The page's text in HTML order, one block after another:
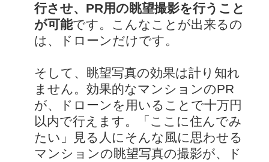
行させ、PR用の眺望撮影を行うこと
が可能です。こんなことが出来るの
は、ドローンだけです。
そして、眺望写真の効果は計り知れ
ません。効果的なマンションのPR
が、ドローンを用いることで十万円
以内で行えます。「ここに住んでみ
たい」見る人にそんな風に思わせる
マンションの眺望写真の撮影が、ド